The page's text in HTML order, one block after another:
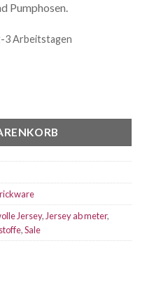
Pumphosen.
3 Arbeitstagen
Jersey, Jersey ab meter,
,Sale